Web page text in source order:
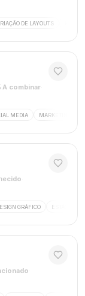
DE LAYOUTS
A combinar·
MEDIA MARKETING
GRÁFICO ESTÁGIO